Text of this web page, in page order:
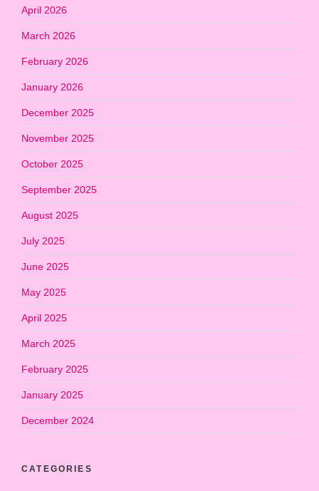
April 2026
March 2026
February 2026
January 2026
December 2025
November 2025
October 2025
September 2025
August 2025
July 2025
June 2025
May 2025
April 2025
March 2025
February 2025
January 2025
December 2024
CATEGORIES